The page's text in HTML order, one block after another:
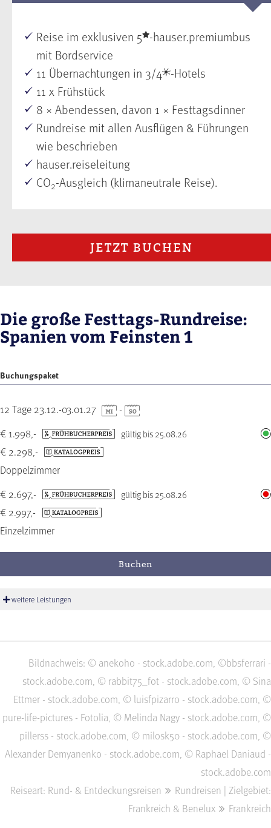
Reise im exklusiven 5 -hauser.premiumbus
mit Bordservice
11 Übernachtungen in 3/4 -Hotels
11 x Frühstück
8 × Abendessen, davon 1 × Festtagsdinner
Rundreise mit allen Ausflügen & Führungen
wie beschrieben
hauser.reiseleitung
CO2-Ausgleich (klimaneutrale Reise).
JETZT BUCHEN
Die große Festtags-Rundreise:
Spanien vom Feinsten 1
Buchungspaket
12 Tage 23.12.-03.01.27 -
Doppelzimmer
€ 1.998,- gültig bis 25.08.26
€ 2.298,-
Einzelzimmer
€ 2.697,- gültig bis 25.08.26
€ 2.997,-
Buchen
weitere Leistungen
Bildnachweis: © anekoho - stock.adobe.com, ©bbsferrari -
stock.adobe.com, © rabbit75_fot - stock.adobe.com, © Sina
Ettmer - stock.adobe.com, © luisfpizarro - stock.adobe.com, ©
pure-life-pictures - Fotolia, © Melinda Nagy - stock.adobe.com, ©
pillerss - stock.adobe.com, © milosk50 - stock.adobe.com, ©
Alexander Demyanenko - stock.adobe.com, © Raphael Daniaud -
stock.adobe.com
Reiseart: Rund- & Entdeckungsreisen
Rundreisen | Zielgebiet:
Frankreich & Benelux
Frankreich